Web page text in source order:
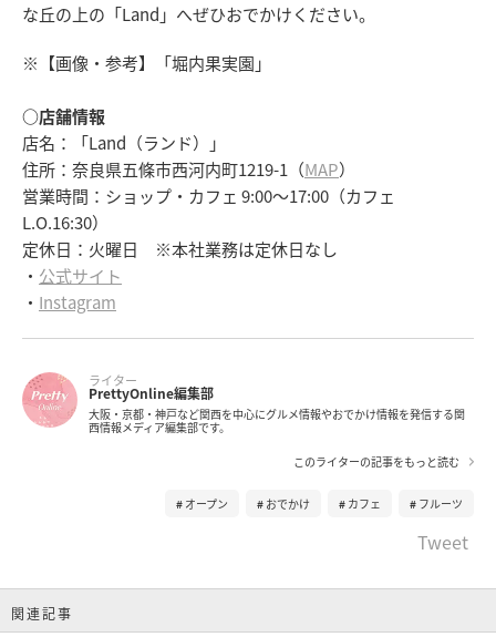
な丘の上の「Land」へぜひおでかけください。
※【画像・参考】「堀内果実園」
○店舗情報
店名：「Land（ランド）」
住所：奈良県五條市西河内町1219-1（MAP）
営業時間：ショップ・カフェ 9:00～17:00（カフェ
L.O.16:30）
定休日：火曜日 ※本社業務は定休日なし
・ 公式サイト
・ Instagram
ライター
PrettyOnline編集部
大阪・京都・神戸など関西を中心にグルメ情報やおでかけ情報を発信する関
西情報メディア編集部です。
このライターの記事をもっと読む
オープン おでかけ カフェ フルーツ
Tweet
関連記事